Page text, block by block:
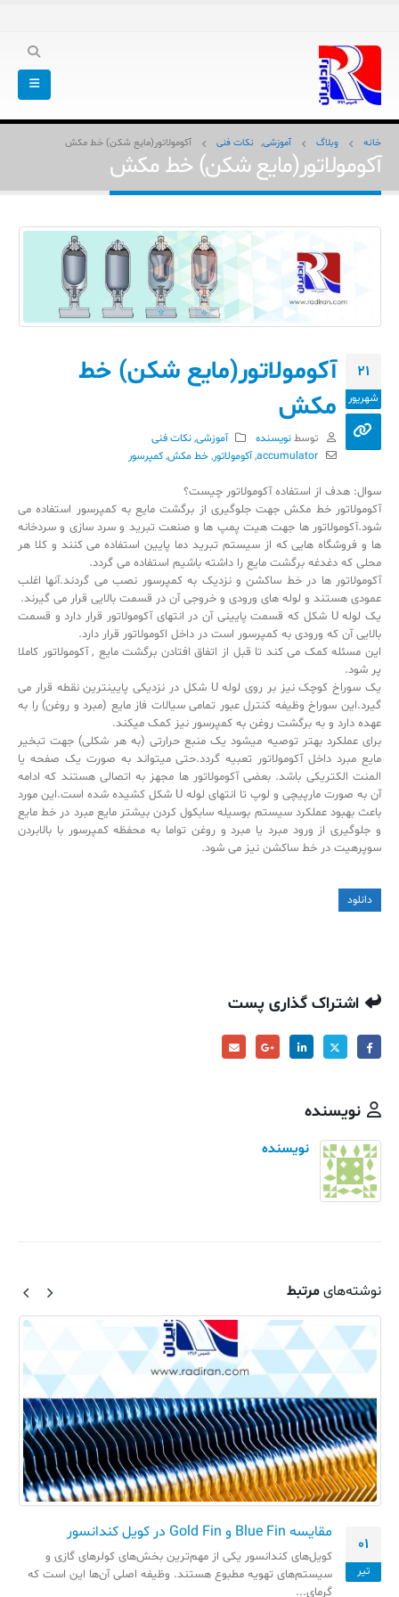
خانه وبلاگ آموزشی, نکات فنی آکومولاتور(مایع شکن) خط مکش
آکومولاتور(مایع شکن) خط مکش
21
شهریور
آکومولاتور(مایع شکن) خط
مکش
توسط نویسنده آموزشی,نکات فنی
accumulator
,آکومولاتور,خط مکش,کمپرسور
سوال: هدف از استفاده آکومولاتور چیست؟
آکومولاتور خط مکش جهت جلوگیری از برگشت مایع به کمپرسور استفاده می
شود.آکومولاتور ها جهت هیت پمپ ها و صنعت تبرید و سرد سازی و سردخانه
ها و فروشگاه هایی که از سیستم تبرید دما پایین استفاده می کنند و کلا هر
محلی که دغدغه برگشت مایع را داشته باشیم استفاده می گردد.
آکومولاتور ها در خط ساکشن و نزدیک به کمپرسور نصب می گردند.آنها اغلب
عمودی هستند و لوله های ورودی و خروجی آن در قسمت بالایی قرار می گیرند.
یک لوله U شکل که قسمت پایینی آن در انتهای آکومولاتور قرار دارد و قسمت
بالایی آن که ورودی به کمپرسور است در داخل اکومولاتور قرار دارد.
این مسئله کمک می کند تا قبل از اتفاق افتادن برگشت مایع , آکومولاتور کاملا
پر شود.
یک سوراخ کوچک نیز بر روی لوله U شکل در نزدیکی پایینترین نقطه قرار می
گیرد.این سوراخ وظیفه کنترل عبور تمامی سیالات فاز مایع (مبرد و روغن) را به
عهده دارد و به برگشت روغن به کمپرسور نیز کمک میکند.
برای عملکرد بهتر توصیه میشود یک منبع حرارتی (به هر شکلی) جهت تبخیر
مایع مبرد داخل آکومولاتور تعبیه گردد.حتی میتواند به صورت یک صفحه یا
المنت الکتریکی باشد. بعضی آکومولاتور ها مجهز به اتصالی هستند که ادامه
آن به صورت مارپیچی و لوپ تا انتهای لوله U شکل کشیده شده است.این مورد
باعث بهبود عملکرد سیستم بوسیله سابکول کردن بیشتر مایع مبرد در خط مایع
و جلوگیری از ورود مبرد یا مبرد و روغن تواما به محفظه کمپرسور با بالابردن
سوپرهیت در خط ساکشن نیز می شود.
دانلود
اشتراک گذاری پست
نویسنده
نویسنده
نوشته‌هایمرتبط
01
تیر
مقایسه Blue Fin و Gold Fin در کویل کندانسور
کویل‌های کندانسور یکی از مهم‌ترین بخش‌های کولرهای گازی و
سیستم‌های تهویه مطبوع هستند. وظیفه اصلی آن‌ها این است که
گرمای...